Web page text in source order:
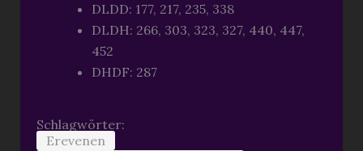
DLDD: 177, 217, 235, 338
DLDH: 266, 303, 323, 327, 440, 447,
452
DHDF: 287
Schlagwörter:
Erevenen